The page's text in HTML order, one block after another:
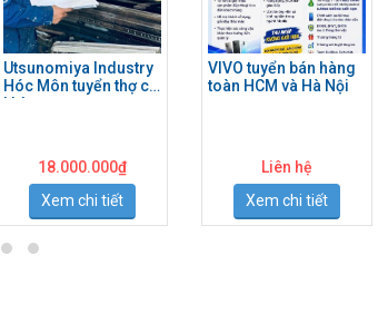
Utsunomiya Industry
Hóc Môn tuyển thợ cơ
khí
18.000.000₫
Xem chi tiết
VIVO tuyển bán hàng
toàn HCM và Hà Nội
Liên hệ
Xem chi tiết